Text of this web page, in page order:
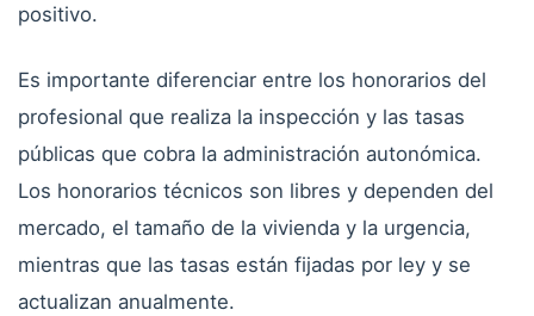
positivo.
Es importante diferenciar entre los honorarios del
profesional que realiza la inspección y las tasas
públicas que cobra la administración autonómica.
Los honorarios técnicos son libres y dependen del
mercado, el tamaño de la vivienda y la urgencia,
mientras que las tasas están fijadas por ley y se
actualizan anualmente.